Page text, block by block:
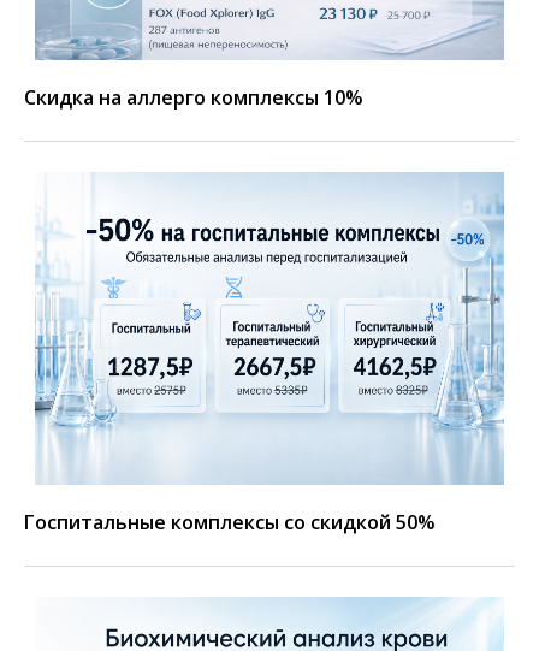
Скидка на аллерго комплексы 10%
Госпитальные комплексы со скидкой 50%